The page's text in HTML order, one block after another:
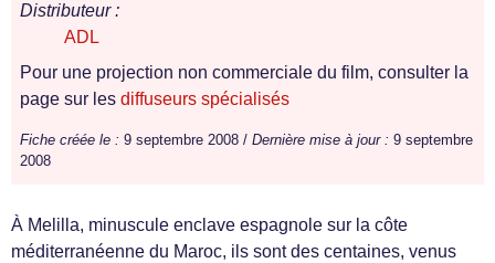
Distributeur :
ADL
Pour une projection non commerciale du film, consulter la
page sur les diffuseurs spécialisés
Fiche créée le : 9 septembre 2008 / Dernière mise à jour : 9 septembre
2008
À Melilla, minuscule enclave espagnole sur la côte
méditerranéenne du Maroc, ils sont des centaines, venus